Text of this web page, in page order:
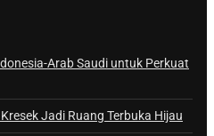
Arab Saudi untuk Perkuat
Jadi Ruang Terbuka Hijau